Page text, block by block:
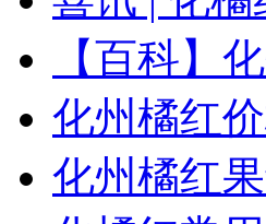
【百科】
化州橘红
化州橘红